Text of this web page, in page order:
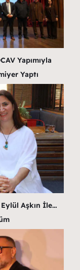
Yapımıyla
Yaptı
Aşkın İle…